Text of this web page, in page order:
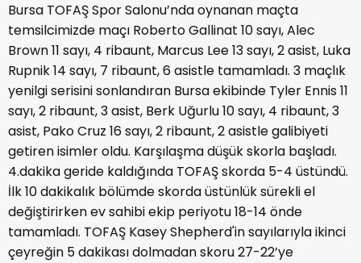
Bursa TOFAŞ Spor Salonu’nda oynanan maçta
temsilcimizde maçı Roberto Gallinat 10 sayı, Alec
Brown 11 sayı, 4 ribaunt, Marcus Lee 13 sayı, 2 asist, Luka
Rupnik 14 sayı, 7 ribaunt, 6 asistle tamamladı. 3 maçlık
yenilgi serisini sonlandıran Bursa ekibinde Tyler Ennis 11
sayı, 2 ribaunt, 3 asist, Berk Uğurlu 10 sayı, 4 ribaunt, 3
asist, Pako Cruz 16 sayı, 2 ribaunt, 2 asistle galibiyeti
getiren isimler oldu. Karşılaşma düşük skorla başladı.
4.dakika geride kaldığında TOFAŞ skorda 5-4 üstündü.
İlk 10 dakikalık bölümde skorda üstünlük sürekli el
değiştirirken ev sahibi ekip periyotu 18-14 önde
tamamladı. TOFAŞ Kasey Shepherd'in sayılarıyla ikinci
çeyreğin 5 dakikası dolmadan skoru 27-22’ye